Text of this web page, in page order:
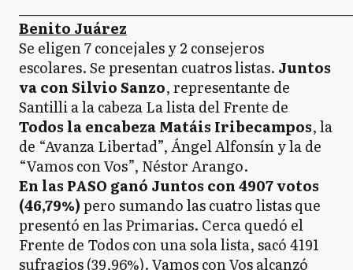
Benito Juárez
Se eligen 7 concejales y 2 consejeros
escolares. Se presentan cuatros listas. Juntos
va con Silvio Sanzo, representante de
Santilli a la cabeza La lista del Frente de
Todos la encabeza Matáis Iribecampos, la
de “Avanza Libertad”, Ángel Alfonsín y la de
“Vamos con Vos”, Néstor Arango.
En las PASO ganó Juntos con 4907 votos
(46,79%)pero sumando las cuatro listas que
presentó en las Primarias. Cerca quedó el
Frente de Todos con una sola lista, sacó 4191
sufragios (39,96%). Vamos con Vos alcanzó